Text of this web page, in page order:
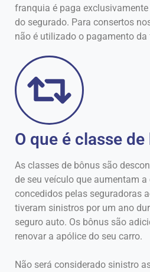
franquia é paga
do segurado. Para consertos
não é utilizado o pagamento da
O que é classe de
As classes de bônus são
de seu veículo que aumentam
concedidos pelas seguradoras
tiveram sinistros por um ano
seguro auto. Os bônus são
renovar a apólice do seu carro.
Não será considerado sinistro